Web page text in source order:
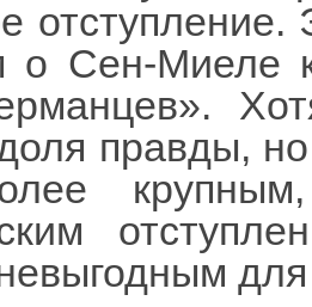
о Сен-Миеле
правды,